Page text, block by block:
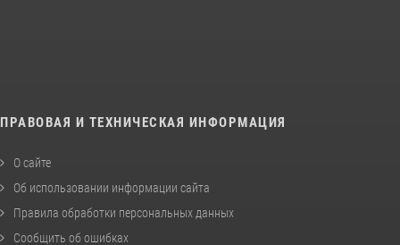
ПРАВОВАЯ И ТЕХНИЧЕСКАЯ ИНФОРМАЦИЯ
О сайте
Об использовании информации сайта
Правила обработки персональных данных
Сообщить об ошибках